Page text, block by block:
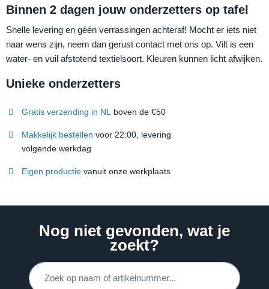
Binnen 2 dagen jouw onderzetters op tafel
Snelle levering en géén verrassingen achteraf! Mocht er iets niet
naar wens zijn, neem dan gerust contact met ons op. Vilt is een
water- en vuil afstotend textielsoort. Kleuren kunnen licht afwijken.
Unieke onderzetters
Gratis verzending in NL boven de €50
Makkelijk bestellen voor 22:00, levering
volgende werkdag
Eigen productie vanuit onze werkplaats
Nog niet gevonden, wat je
zoekt?